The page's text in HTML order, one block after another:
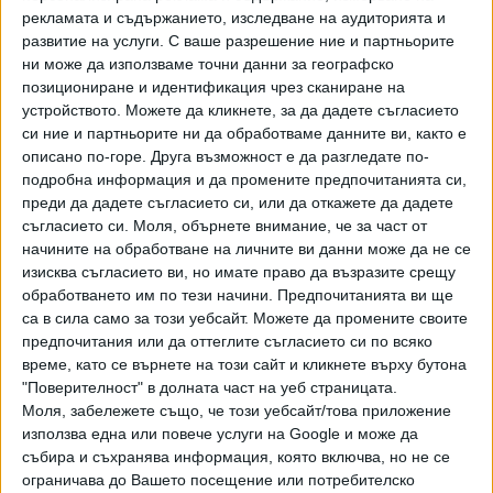
рекламата и съдържанието, изследване на аудиторията и
развитие на услуги. С ваше разрешение ние и партньорите
ни може да използваме точни данни за географско
позициониране и идентификация чрез сканиране на
устройството. Можете да кликнете, за да дадете съгласието
си ние и партньорите ни да обработваме данните ви, както е
описано по-горе. Друга възможност е да разгледате по-
подробна информация и да промените предпочитанията си,
преди да дадете съгласието си, или да откажете да дадете
съгласието си. Моля, обърнете внимание, че за част от
начините на обработване на личните ви данни може да не се
изисква съгласието ви, но имате право да възразите срещу
обработването им по тези начини. Предпочитанията ви ще
са в сила само за този уебсайт. Можете да промените своите
предпочитания или да оттеглите съгласието си по всяко
време, като се върнете на този сайт и кликнете върху бутона
"Поверителност" в долната част на уеб страницата.
Моля, забележете също, че този уебсайт/това приложение
използва една или повече услуги на Google и може да
събира и съхранява информация, която включва, но не се
ограничава до Вашето посещение или потребителско
основата на това откъсване беше именно Везенков.
След като завърши само с 2 т. до почивката, в III част
българското крило наниза 14, направи една асистенция и
спечели две борби.
14 points in Q3 😤#F4GLORY
pic.twitter.com/uluUcrOdn0
— EuroLeague (@EuroLeague)22 май
2026 г.
В четвъртата част треньорът Йоргос Барцокас го
остави на пейката, за да почива за големия финал,
защото всичко бе на практика решено. А до края
"Олимпиакос" не допусна "Фенербахче" да се доближи в
резултата на по-малко от 7 т. (само веднъж).
Най-полезен за победителите се окаа сръбският център
Никола Милутинов. Макар да вкара само 6 точки, той